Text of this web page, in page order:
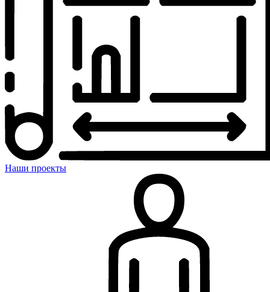
Наши проекты